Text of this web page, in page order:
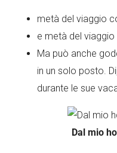
metà del viaggio
e metà del
Ma può anche
in un solo posto.
durante le sue
Dal mio